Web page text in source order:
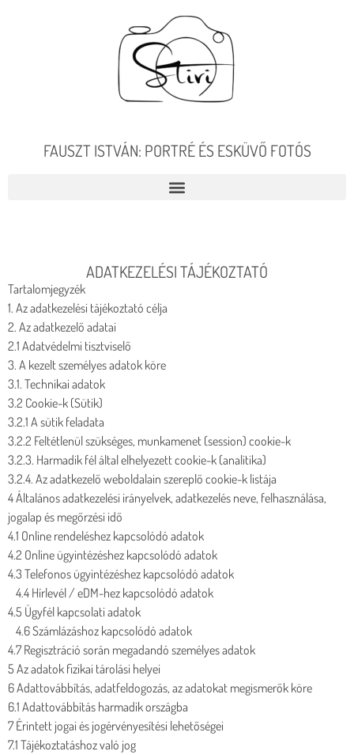
FAUSZT ISTVÁN: PORTRÉ ÉS ESKÜVŐ FOTÓS
ADATKEZELÉSI TÁJÉKOZTATÓ
Tartalomjegyzék
1. Az adatkezelési tájékoztató célja
2. Az adatkezelő adatai
2.1 Adatvédelmi tisztviselő
3. A kezelt személyes adatok köre
3.1. Technikai adatok
3.2 Cookie-k (Sütik)
3.2.1 A sütik feladata
3.2.2 Feltétlenül szükséges, munkamenet (session) cookie-k
3.2.3. Harmadik fél által elhelyezett cookie-k (analitika)
3.2.4. Az adatkezelő weboldalain szereplő cookie-k listája
4 Általános adatkezelési irányelvek, adatkezelés neve, felhasználása,
jogalap és megőrzési idő
4.1 Online rendeléshez kapcsolódó adatok
4.2 Online ügyintézéshez kapcsolódó adatok
4.3 Telefonos ügyintézéshez kapcsolódó adatok
4.4 Hírlevél / eDM-hez kapcsolódó adatok
4.5 Ügyfél kapcsolati adatok
4.6 Számlázáshoz kapcsolódó adatok
4.7 Regisztráció során megadandó személyes adatok
5 Az adatok fizikai tárolási helyei
6 Adattovábbítás, adatfeldogozás, az adatokat megismerők köre
6.1 Adattovábbítás harmadik országba
7 Érintett jogai és jogérvényesítési lehetőségei
7.1 Tájékoztatáshoz való jog